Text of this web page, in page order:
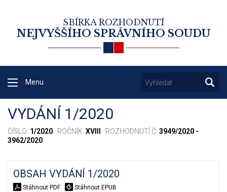
SBÍRKA ROZHODNUTÍ
NEJVYŠŠÍHO SPRÁVNÍHO SOUDU
Menu
VYDÁNÍ 1/2020
ČÍSLO: 1/2020 · ROČNÍK: XVIII · ROZHODNUTÍ Č: 3949/2020 -
3962/2020
OBSAH VYDÁNÍ 1/2020
Stáhnout PDF Stáhnout EPUB